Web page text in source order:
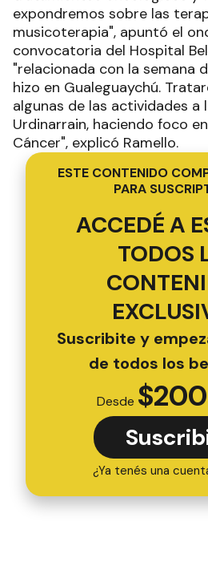
expondremos sobre las
musicoterapia", apuntó el
convocatoria del Hospital
"relacionada con la semana
hizo en Gualeguaychú.
algunas de las actividades a
Urdinarrain, haciendo foco
Cáncer", explicó Ramello.
ESTE CONTENIDO
PARA
ACCEDÉ A
TODOS
Suscribite y
de todos los
Desde $
¿Ya tenés una